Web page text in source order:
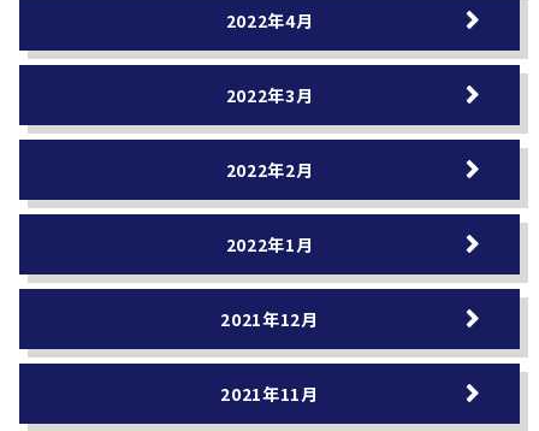
2022年4月
2022年3月
2022年2月
2022年1月
2021年12月
2021年11月